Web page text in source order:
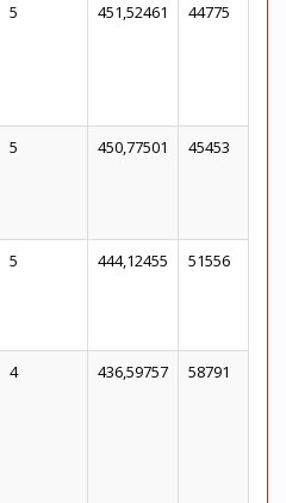
5 451,52461 44775
5 450,77501 45453
5 444,12455 51556
4 436,59757 58791